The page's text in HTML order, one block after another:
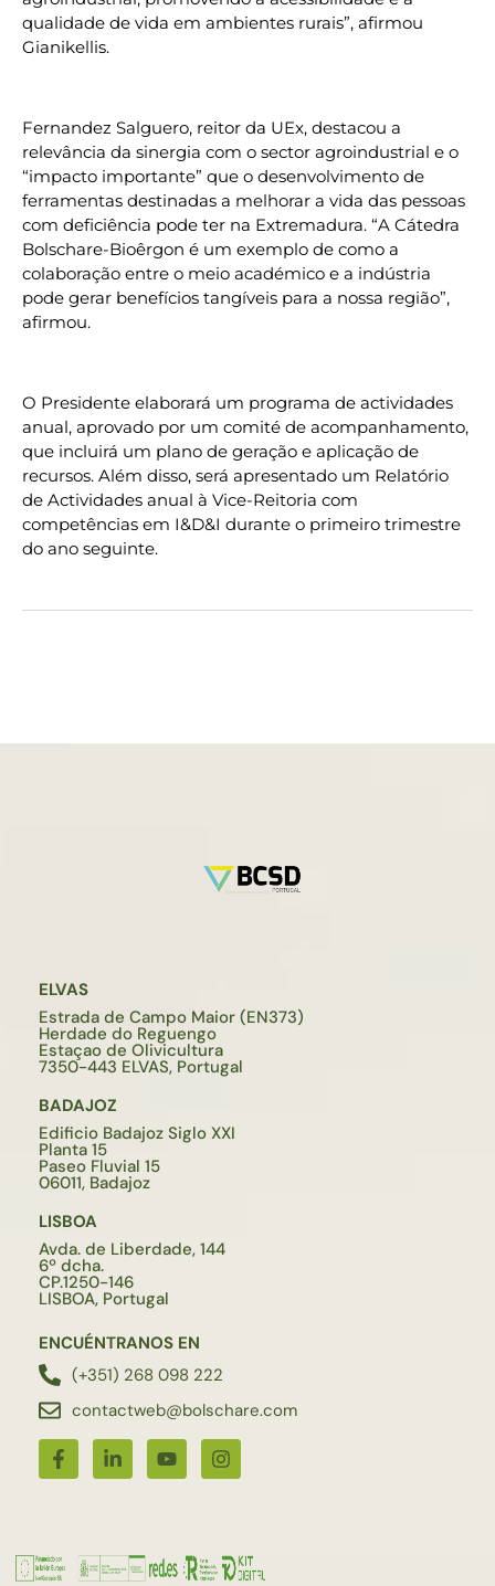
qualidade de vida em ambientes rurais”, afirmou
Gianikellis.
Fernandez Salguero, reitor da UEx, destacou a
relevância da sinergia com o sector agroindustrial e o
“impacto importante” que o desenvolvimento de
ferramentas destinadas a melhorar a vida das pessoas
com deficiência pode ter na Extremadura. “A Cátedra
Bolschare-Bioêrgon é um exemplo de como a
colaboração entre o meio académico e a indústria
pode gerar benefícios tangíveis para a nossa região”,
afirmou.
O Presidente elaborará um programa de actividades
anual, aprovado por um comité de acompanhamento,
que incluirá um plano de geração e aplicação de
recursos. Além disso, será apresentado um Relatório
de Actividades anual à Vice-Reitoria com
competências em I&D&I durante o primeiro trimestre
do ano seguinte.
ELVAS
Estrada de Campo Maior (EN373)
Herdade do Reguengo
Estaçao de Olivicultura
7350-443 ELVAS, Portugal
BADAJOZ
Edificio Badajoz Siglo XXI
Planta 15
Paseo Fluvial 15
06011, Badajoz
LISBOA
Avda. de Liberdade, 144
6º dcha.
CP.1250-146
LISBOA, Portugal
ENCUÉNTRANOS EN
(+351) 268 098 222
contactweb@bolschare.com